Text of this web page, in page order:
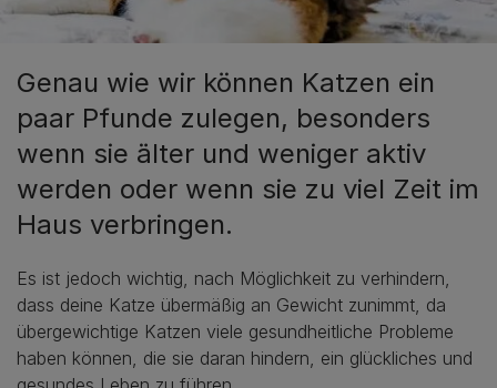
Genau wie wir können Katzen ein
paar Pfunde zulegen, besonders
wenn sie älter und weniger aktiv
werden oder wenn sie zu viel Zeit im
Haus verbringen.
Es ist jedoch wichtig, nach Möglichkeit zu verhindern,
dass deine Katze übermäßig an Gewicht zunimmt, da
übergewichtige Katzen viele gesundheitliche Probleme
haben können, die sie daran hindern, ein glückliches und